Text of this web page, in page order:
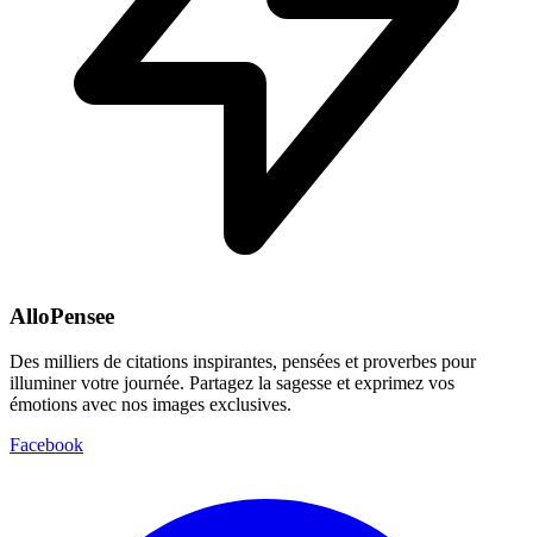
AlloPensee
Des milliers de citations inspirantes, pensées et proverbes pour
illuminer votre journée. Partagez la sagesse et exprimez vos
émotions avec nos images exclusives.
Facebook